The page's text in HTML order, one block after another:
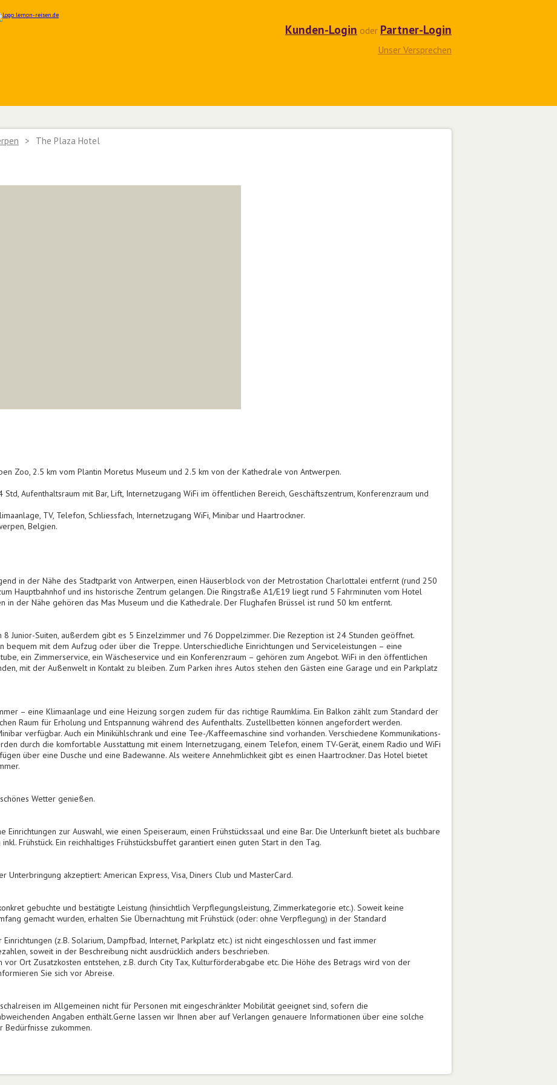
Kunden-Login oder Partner-Login
Unser Versprechen
> The Plaza Hotel
Zoo, 2.5 km vom Plantin Moretus Museum und 2.5 km von der Kathedrale von Antwerpen.
Aufenthaltsraum mit Bar, Lift, Internetzugang WiFi im öffentlichen Bereich, Geschäftszentrum, Konferenzraum und
TV, Telefon, Schliessfach, Internetzugang WiFi, Minibar und Haartrockner.
Belgien.
in der Nähe des Stadtparkt von Antwerpen, einen Häuserblock von der Metrostation Charlottalei entfernt (rund 250
Hauptbahnhof und ins historische Zentrum gelangen. Die Ringstraße A1/E19 liegt rund 5 Fahrminuten vom Hotel
in der Nähe gehören das Mas Museum und die Kathedrale. Der Flughafen Brüssel ist rund 50 km entfernt.
8 Junior-Suiten, außerdem gibt es 5 Einzelzimmer und 76 Doppelzimmer. Die Rezeption ist 24 Stunden geöffnet.
bequem mit dem Aufzug oder über die Treppe. Unterschiedliche Einrichtungen und Serviceleistungen – eine
ein Zimmerservice, ein Wäscheservice und ein Konferenzraum – gehören zum Angebot. WiFi in den öffentlichen
mit der Außenwelt in Kontakt zu bleiben. Zum Parken ihres Autos stehen den Gästen eine Garage und ein Parkplatz
– eine Klimaanlage und eine Heizung sorgen zudem für das richtige Raumklima. Ein Balkon zählt zum Standard der
Raum für Erholung und Entspannung während des Aufenthalts. Zustellbetten können angefordert werden.
verfügbar. Auch ein Minikühlschrank und eine Tee-/Kaffeemaschine sind vorhanden. Verschiedene Kommunikations-
durch die komfortable Ausstattung mit einem Internetzugang, einem Telefon, einem TV-Gerät, einem Radio und WiFi
über eine Dusche und eine Badewanne. Als weitere Annehmlichkeit gibt es einen Haartrockner. Das Hotel bietet
Wetter genießen.
Einrichtungen zur Auswahl, wie einen Speiseraum, einen Frühstückssaal und eine Bar. Die Unterkunft bietet als buchbare
Frühstück. Ein reichhaltiges Frühstücksbuffet garantiert einen guten Start in den Tag.
akzeptiert: American Express, Visa, Diners Club und MasterCard.
gebuchte und bestätigte Leistung (hinsichtlich Verpflegungsleistung, Zimmerkategorie etc.). Soweit keine
gemacht wurden, erhalten Sie Übernachtung mit Frühstück (oder: ohne Verpflegung) in der Standard
(z.B. Solarium, Dampfbad, Internet, Parkplatz etc.) ist nicht eingeschlossen und fast immer
soweit in der Beschreibung nicht ausdrücklich anders beschrieben.
vor Ort Zusatzkosten entstehen, z.B. durch City Tax, Kulturförderabgabe etc. Die Höhe des Betrags wird von der
Sie sich vor Abreise.
im Allgemeinen nicht für Personen mit eingeschränkter Mobilität geeignet sind, sofern die
Angaben enthält.Gerne lassen wir Ihnen aber auf Verlangen genauere Informationen über eine solche
Bedürfnisse zukommen.